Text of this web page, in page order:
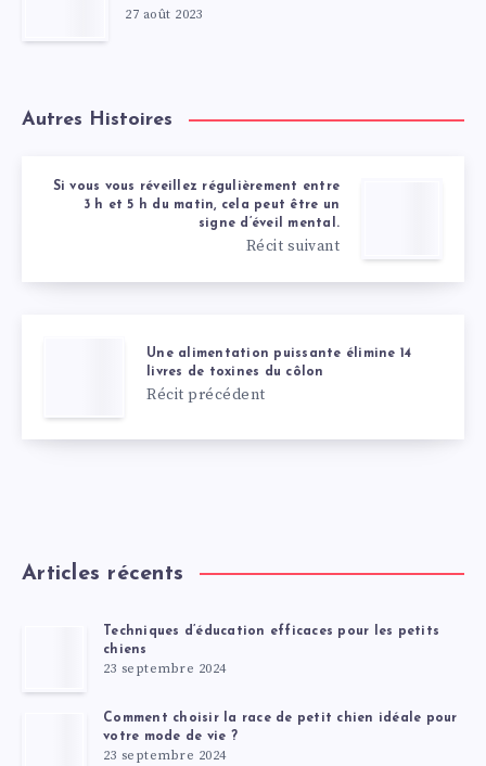
27 août 2023
Autres Histoires
Si vous vous réveillez régulièrement entre
3 h et 5 h du matin, cela peut être un
signe d’éveil mental.
Récit suivant
Une alimentation puissante élimine 14
livres de toxines du côlon
Récit précédent
Articles récents
Techniques d’éducation efficaces pour les petits
chiens
23 septembre 2024
Comment choisir la race de petit chien idéale pour
votre mode de vie ?
23 septembre 2024